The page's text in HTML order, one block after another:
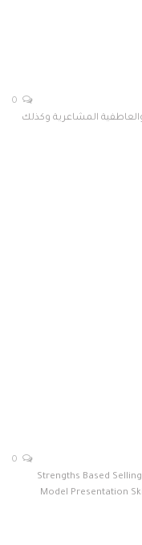
والعاطفية المشاعرية وكذلك
Strengths Based
Model Presentation